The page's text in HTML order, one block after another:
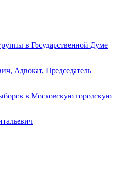
в Государственной Думе
Адвокат, Председатель
в Московскую городскую